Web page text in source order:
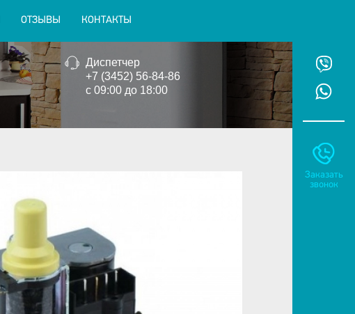
ОТЗЫВЫ КОНТАКТЫ
Диспетчер
+7 (3452) 56-84-86
с 09:00 до 18:00
Заказать
звонок